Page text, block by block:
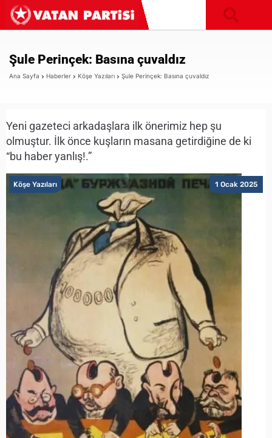
Şule Perinçek: Basına çuvaldız
Ana Sayfa Haberler Köşe Yazıları Şule Perinçek: Basına çuvaldız
Yeni gazeteci arkadaşlara ilk önerimiz hep şu
olmuştur. İlk önce kuşların masana getirdiğine de ki
“bu haber yanlış!.”
1 Ocak 2025
Köşe Yazıları